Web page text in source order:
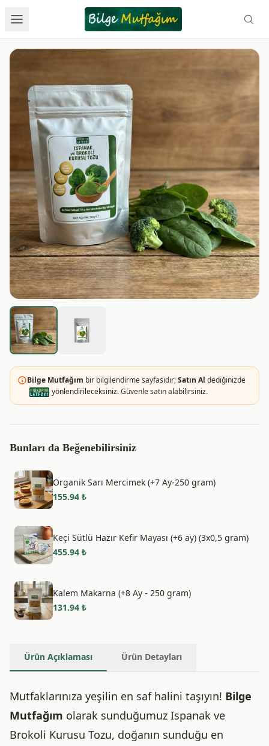
Bilge Mutfağım bir bilgilendirme sayfasıdır;Satın Al dediğinizde
yönlendirileceksiniz. Güvenle satın alabilirsiniz.
Bunları da Beğenebilirsiniz
Organik Sarı Mercimek (+7 Ay-250 gram)
155.94 ₺
Keçi Sütlü Hazır Kefir Mayası (+6 ay) (3x0,5 gram)
455.94 ₺
Kalem Makarna (+8 Ay - 250 gram)
131.94 ₺
Ürün Açıklaması Ürün Detayları
Mutfaklarınıza yeşilin en saf halini taşıyın! Bilge
Mutfağım olarak sunduğumuz Ispanak ve
Brokoli Kurusu Tozu, doğanın sunduğu en